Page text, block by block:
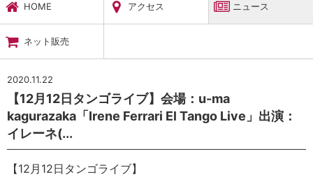
HOME アクセス ニュース
ネット販売
2020.11.22
【12月12日タンゴライブ】会場：u-ma
kagurazaka「Irene Ferrari El Tango Live」出演：
イレーネ(...
【12月12日タンゴライブ】